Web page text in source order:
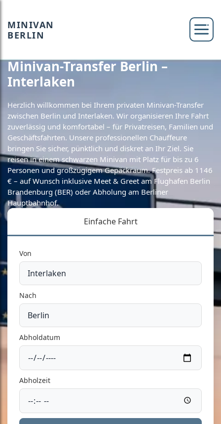
MINIVAN
BERLIN
Minivan-Transfer Berlin –
Interlaken
Herzlich willkommen bei Ihrem privaten Minivan-Transfer
zwischen Berlin und Interlaken. Wir organisieren Ihre Fahrt
zuverlässig und komfortabel – für Privatreisen, Familien und
Geschäftsfahrten. Unsere professionellen Chauffeure
bringen Sie sicher, pünktlich und diskret an Ihr Ziel. Sie
reisen in einem schwarzen Minivan mit Platz für bis zu 6
Personen und großzügigem Gepäckraum. Festpreis ab 1146
€ – auf Wunsch inklusive Meet & Greet am Flughafen Berlin
Brandenburg (BER) oder Abholung am Berliner
Hauptbahnhof.
Einfache Fahrt
Von
Nach
Abholdatum
Abholzeit